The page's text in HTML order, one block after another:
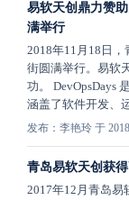
易软天创鼎力赞
满举行
2018年11月18日，
街圆满举行。易软
功。 DevOpsDays
涵盖了软件开发、
发布：李艳玲 于
青岛易软天创获
2017年12月青岛易